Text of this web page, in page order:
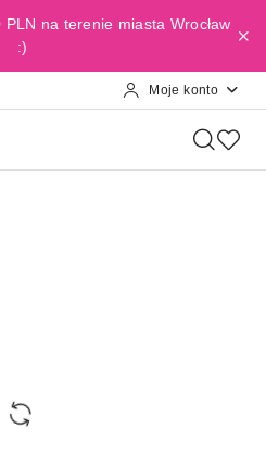
na terenie miasta Wrocław
:)
Moje konto